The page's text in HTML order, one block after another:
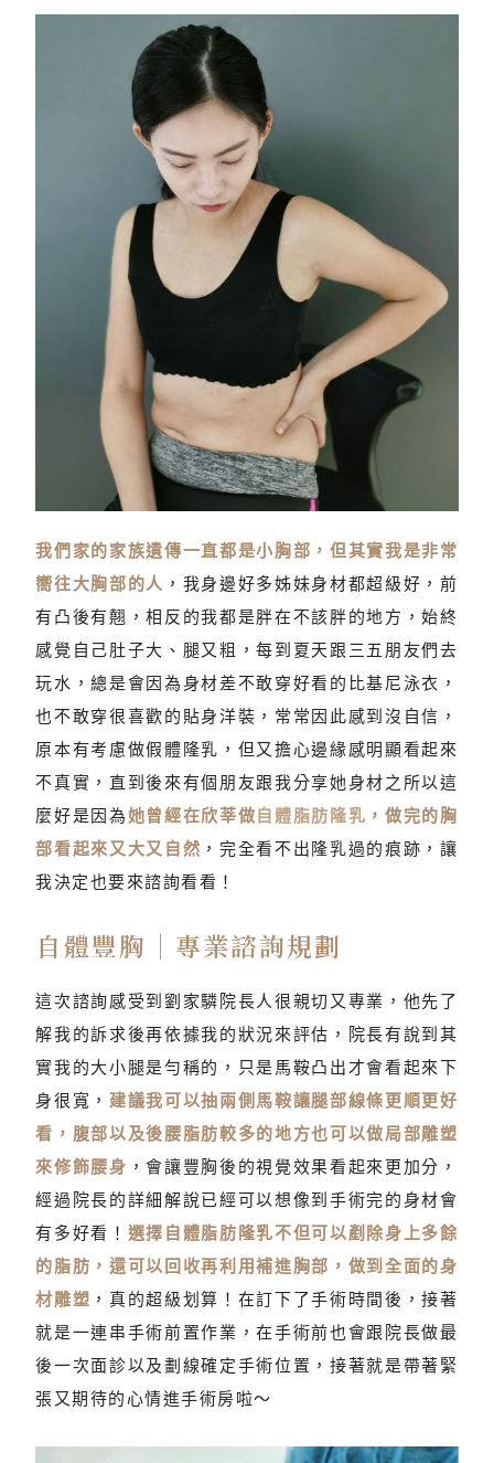
胸前平坦看起來沒自信
腰部贅肉多，顯得胸更小
我們家的家族遺傳一直都是小胸部，但其實我是非常
嚮往大胸部的人 ，我身邊好多姊妹身材都超級好，前
有凸後有翹，相反的我都是胖在不該胖的地方，始終
感覺自己肚子大、腿又粗，每到夏天跟三五朋友們去
玩水，總是會因為身材差不敢穿好看的比基尼泳衣，
也不敢穿很喜歡的貼身洋裝，常常因此感到沒自信，
原本有考慮做假體隆乳，但又擔心邊緣感明顯看起來
不真實，直到後來有個朋友跟我分享她身材之所以這
麼好是因為她曾經在欣莘做自體脂肪隆乳 ，做完的胸
部看起來又大又自然 ，完全看不出隆乳過的痕跡，讓
我決定也要來諮詢看看！
自體豐胸｜專業諮詢規劃
這次諮詢感受到劉家驎院長人很親切又專業，他先了
解我的訴求後再依據我的狀況來評估，院長有說到其
實我的大小腿是勻稱的，只是馬鞍凸出才會看起來下
身很寬， 建議我可以抽兩側馬鞍讓腿部線條更順更好
看，腹部以及後腰脂肪較多的地方也可以做局部雕塑
來修飾腰身 ，會讓豐胸後的視覺效果看起來更加分，
經過院長的詳細解說已經可以想像到手術完的身材會
有多好看！ 選擇自體脂肪隆乳不但可以剷除身上多餘
的脂肪，還可以回收再利用補進胸部，做到全面的身
材雕塑 ，真的超級划算！在訂下了手術時間後，接著
就是一連串手術前置作業，在手術前也會跟院長做最
後一次面診以及劃線確定手術位置，接著就是帶著緊
張又期待的心情進手術房啦～